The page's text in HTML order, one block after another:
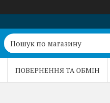
ПОВЕРНЕННЯ ТА ОБМІН